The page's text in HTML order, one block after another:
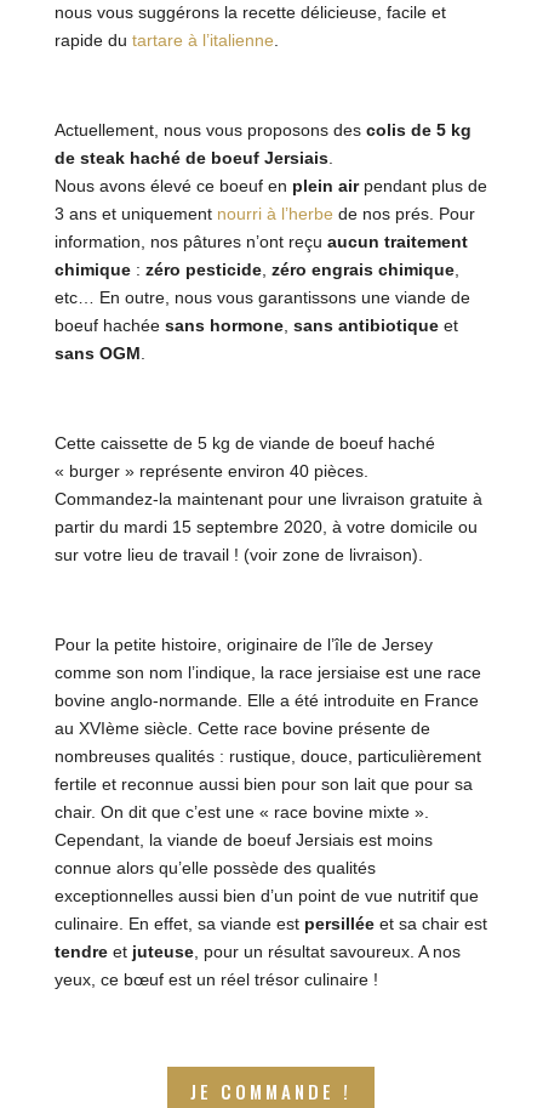
nous vous suggérons la recette délicieuse, facile et
rapide du tartare à l’italienne
Actuellement, nous vous proposons des colis de 5 kg
de steak haché de boeuf Jersiais.
Nous avons élevé ce boeuf en plein airpendant plus de
3 ans et uniquement nourri à l’herbe de nos prés. Pour
information, nos pâtures n’ont reçu aucun traitement
chimique : zéro pesticide, zéro engrais chimique,
etc… En outre, nous vous garantissons une viande de
boeuf hachée sans hormone, sans antibiotiqueet
sans OGM
Cette caissette de 5 kg de viande de boeuf haché
« burger » représente environ 40 pièces.
Commandez-la maintenant pour une livraison gratuite à
partir du mardi 15 septembre 2020, à votre domicile ou
sur votre lieu de travail ! (voir zone de livraison).
Pour la petite histoire, originaire de l’île de Jersey
comme son nom l’indique, la race jersiaise est une race
bovine anglo-normande. Elle a été introduite en France
au XVIème siècle. Cette race bovine présente de
nombreuses qualités : rustique, douce, particulièrement
fertile et reconnue aussi bien pour son lait que pour sa
chair. On dit que c’est une « race bovine mixte ».
Cependant, la viande de boeuf Jersiais est moins
connue alors qu’elle possède des qualités
exceptionnelles aussi bien d’un point de vue nutritif que
culinaire. En effet, sa viande est persilléeet sa chair est
tendreet juteuse, pour un résultat savoureux. A nos
yeux, ce bœuf est un réel trésor culinaire !
JE COMMANDE !